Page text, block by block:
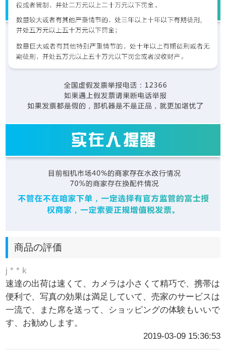
商品の評価
j * * k
速達の出荷は速くて、カメラは小さくて精巧で、携帯は
便利で、写真の効果は満足していて、売家のサービスは
一流で、また席を送って、ショッピングの体験もいいで
す、お勧めします。
2019-03-09 15:36:53